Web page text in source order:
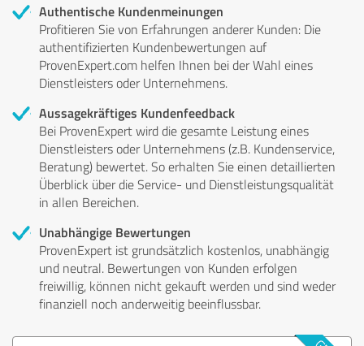
Authentische Kundenmeinungen
Profitieren Sie von Erfahrungen anderer Kunden: Die
authentifizierten Kundenbewertungen auf
ProvenExpert.com helfen Ihnen bei der Wahl eines
Dienstleisters oder Unternehmens.
Aussagekräftiges Kundenfeedback
Bei ProvenExpert wird die gesamte Leistung eines
Dienstleisters oder Unternehmens (z.B. Kundenservice,
Beratung) bewertet. So erhalten Sie einen detaillierten
Überblick über die Service- und Dienstleistungsqualität
in allen Bereichen.
Unabhängige Bewertungen
ProvenExpert ist grundsätzlich kostenlos, unabhängig
und neutral. Bewertungen von Kunden erfolgen
freiwillig, können nicht gekauft werden und sind weder
finanziell noch anderweitig beeinflussbar.